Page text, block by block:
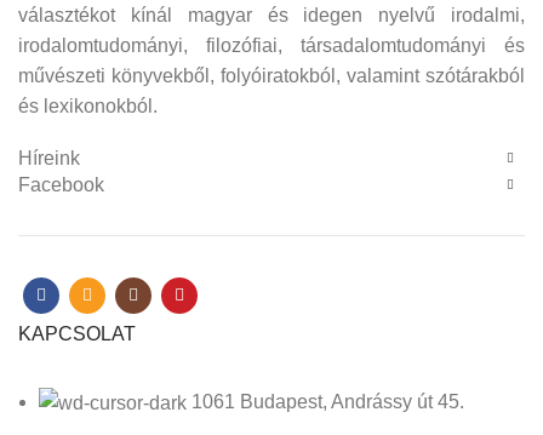
választékot kínál magyar és idegen nyelvű irodalmi,
irodalomtudományi, filozófiai, társadalomtudományi és
művészeti könyvekből, folyóiratokból, valamint szótárakból
és lexikonokból.
Híreink
Facebook
KAPCSOLAT
1061 Budapest, Andrássy út 45.